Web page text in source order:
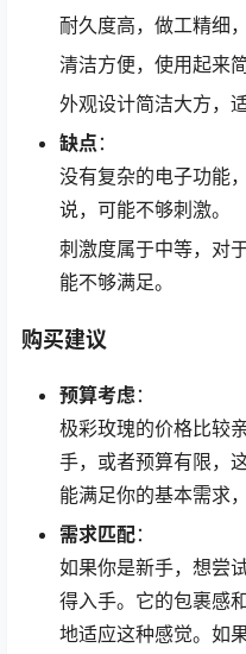
耐久度高，做工精细
清洁方便，使用起来
外观设计简洁大方，
缺点 ：
没有复杂的电子功能
说，可能不够刺激。
刺激度属于中等，对
能不够满足。
购买建议
预算考虑：
极彩玫瑰的价格比较
手，或者预算有限，
能满足你的基本需求
需求匹配：
如果你是新手，想尝
得入手。它的包裹感
地适应这种感觉。如